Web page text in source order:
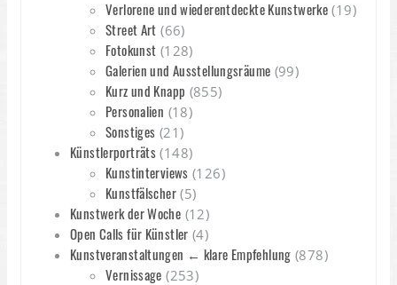
Verlorene und wiederentdeckte Kunstwerke (19)
Street Art (66)
Fotokunst (128)
Galerien und Ausstellungsräume (99)
Kurz und Knapp (855)
Personalien (18)
Sonstiges (21)
Künstlerporträts (148)
Kunstinterviews (126)
Kunstfälscher(5)
Kunstwerk der Woche (12)
Open Calls für Künstler (4)
Kunstveranstaltungen ← klare Empfehlung (878)
Vernissage (253)